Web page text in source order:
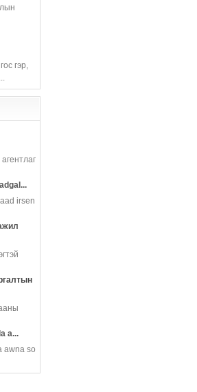
гэр,
irsen
a...
awna so